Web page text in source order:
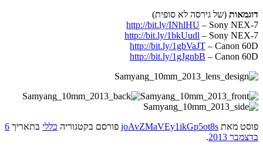
דוגמאות (של גירסה לא סופית)
http://bit.ly/INhlHU – Sony NEX-7
http://bit.ly/1bkUudl – Sony NEX-7
http://bit.ly/1gbVaJT – Canon 60D
http://bit.ly/1gJgnbB – Canon 60D
פוסט מאת joAvZMaVEy1ikGp5ot8s פורסם בקטגוריה כללי בתאריך 6
בדצמבר 2013
.